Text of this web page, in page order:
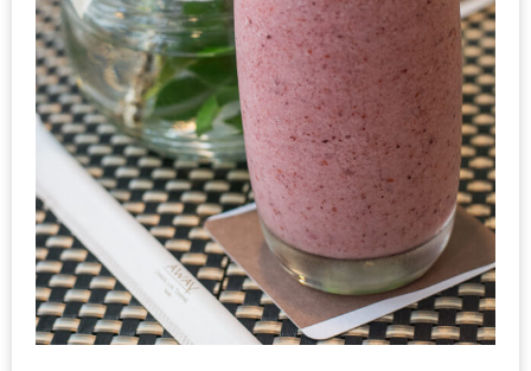
ไม่
บาน
ปลาย
ไม่
เกิน
300
บาท
เกี่ยว
กับ
เว็บ